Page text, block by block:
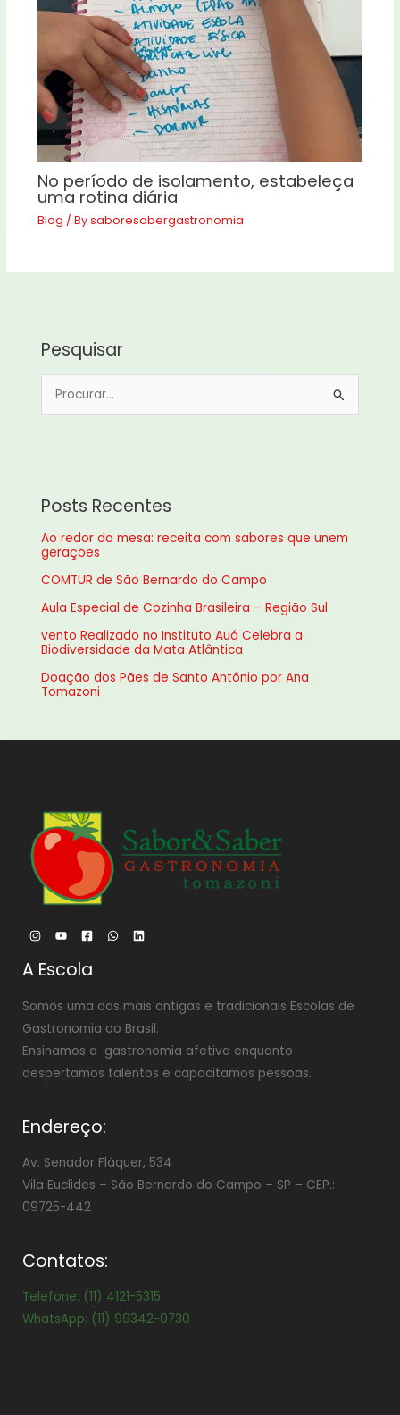
No período de isolamento, estabeleça
uma rotina diária
Blog / Bysaboresabergastronomia
Pesquisar
i
s
a
r
p
o
:
Posts Recentes
Ao redor da mesa: receita com sabores que unem
gerações
COMTUR de São Bernardo do Campo
Aula Especial de Cozinha Brasileira – Região Sul
vento Realizado no Instituto Auá Celebra a
Biodiversidade da Mata Atlântica
Doação dos Pães de Santo Antônio por Ana
Tomazoni
A Escola
Somos uma das mais antigas e tradicionais Escolas de
Gastronomia do Brasil.
Ensinamos a gastronomia afetiva enquanto
despertamos talentos e capacitamos pessoas.
Endereço:
Av. Senador Fláquer, 534
Vila Euclides – São Bernardo do Campo – SP – CEP.:
09725-442
Contatos:
Telefone: (11) 4121-5315
WhatsApp: (11) 99342-0730